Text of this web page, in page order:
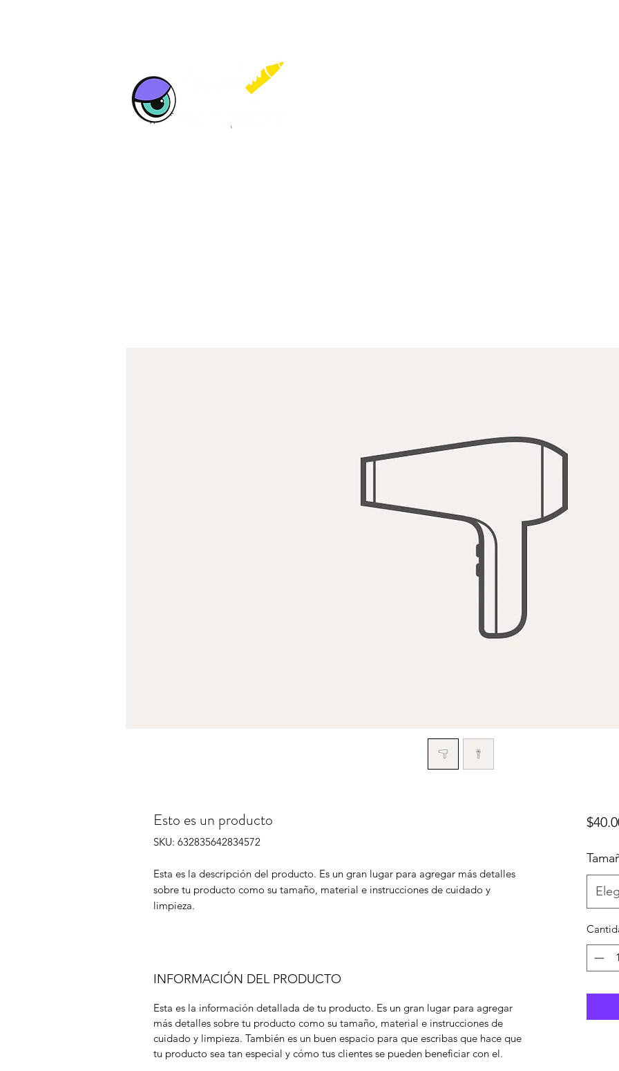
Esto es un producto
SKU: 632835642834572
Esta es la descripción del producto. Es un gran lugar para agregar más detalles
sobre tu producto como su tamaño, material e instrucciones de cuidado y
limpieza.
INFORMACIÓN DEL PRODUCTO
Esta es la información detallada de tu producto. Es un gran lugar para agregar
más detalles sobre tu producto como su tamaño, material e instrucciones de
cuidado y limpieza. También es un buen espacio para que escribas que hace que
tu producto sea tan especial y cómo tus clientes se pueden beneficiar con el.